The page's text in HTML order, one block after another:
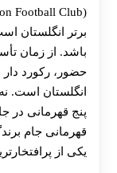
برتر انگلستان
حضور، رکورد دار
انگلستان است.
پنج قهرمانی در
قهرمانی جام
یکی از